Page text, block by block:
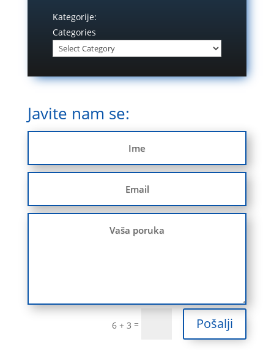
Kategorije:
Categories
Javite nam se:
6 + 3 = Pošalji